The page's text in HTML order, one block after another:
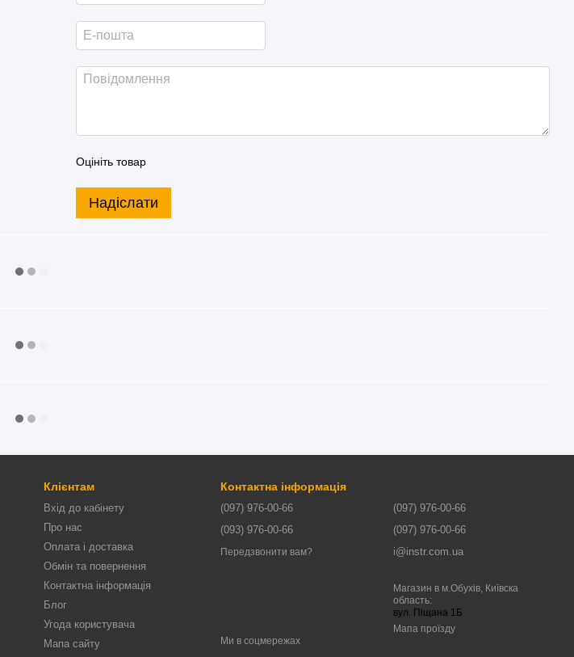
Оцініть товар
Надіслати
Клієнтам
Вхід до кабінету
Про нас
Оплата і доставка
Обмін та повернення
Контактна інформація
Блог
Угода користувача
Мапа сайту
Контактна інформація
(097) 976-00-66
(093) 976-00-66
Передзвонити вам?
(097) 976-00-66
(097) 976-00-66
i@instr.com.ua
Магазин в м.Обухів, Київска
область:
вул. Піщана 1Б
Мапа проїзду
Ми в соцмережах